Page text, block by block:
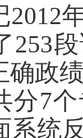
253
确政
分7
系统